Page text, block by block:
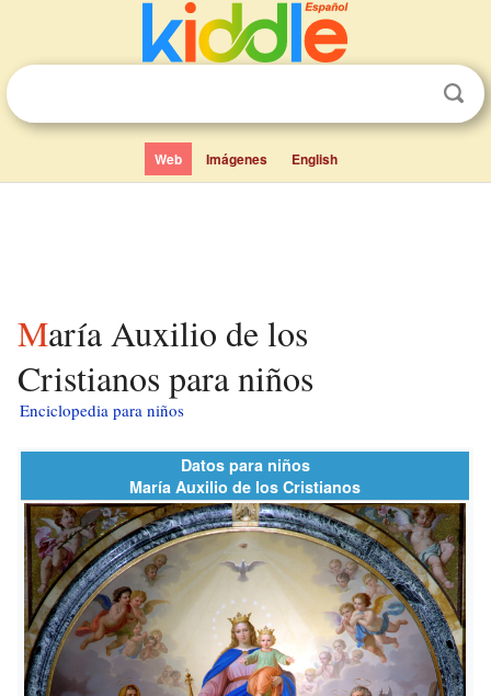
Web Imágenes English
María Auxilio de los
Cristianos para niños
Enciclopedia para niños
Datos para niños
María Auxilio de los Cristianos